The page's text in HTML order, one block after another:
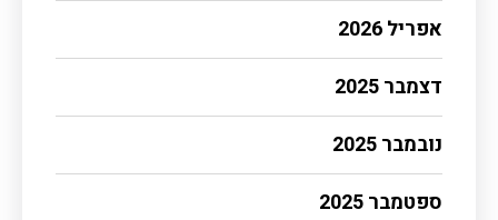
אפריל 2026
דצמבר 2025
נובמבר 2025
ספטמבר 2025